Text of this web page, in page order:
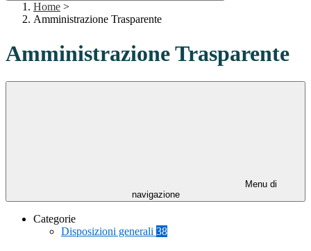
Home >
Amministrazione Trasparente
Amministrazione Trasparente
Menu di
navigazione
Categorie
Disposizioni generali 38